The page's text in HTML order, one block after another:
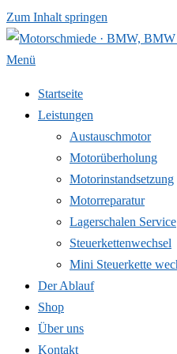
Zum Inhalt springen
Menü
Startseite
Leistungen
Austauschmotor
Motorüberholung
Motorinstandsetzung
Motorreparatur
Lagerschalen Service
Steuerkettenwechsel
Mini Steuer­kette
Der Ablauf
Shop
Über uns
Kontakt